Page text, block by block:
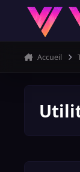
Aller au contenu
Accueil